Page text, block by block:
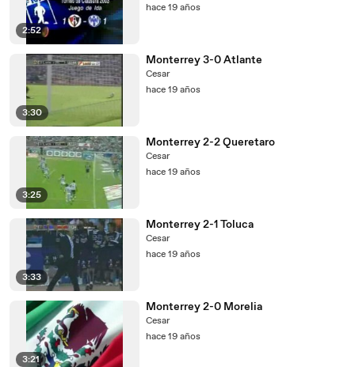
2:52
hace 19 años
3:30
Monterrey 3-0 Atlante
Cesar
hace 19 años
3:25
Monterrey 2-2 Queretaro
Cesar
hace 19 años
3:33
Monterrey 2-1 Toluca
Cesar
hace 19 años
3:21
Monterrey 2-0 Morelia
Cesar
hace 19 años